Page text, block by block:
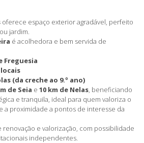
oferece espaço exterior agradável, perfeito
jardim.
é acolhedora e bem servida de
Freguesia
(da creche ao 9.º ano)
de Seia e10 km de Nelas, beneficiando
e tranquila, ideal para quem valoriza o
a proximidade a pontos de interesse da
renovação e valorização, com possibilidade
independentes.